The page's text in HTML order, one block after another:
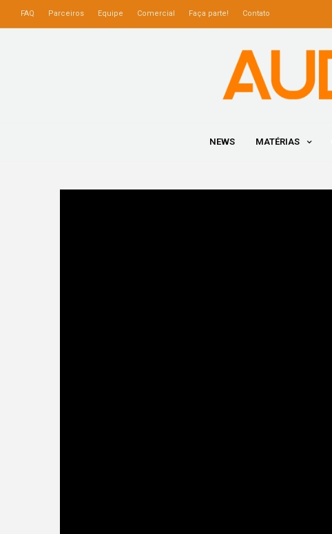
FAQ Parceiros Equipe Comercial Faça parte! Contato
NEWS MATÉRIAS